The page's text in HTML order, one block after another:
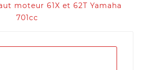
moteur 61X et 62T Yamaha
701cc